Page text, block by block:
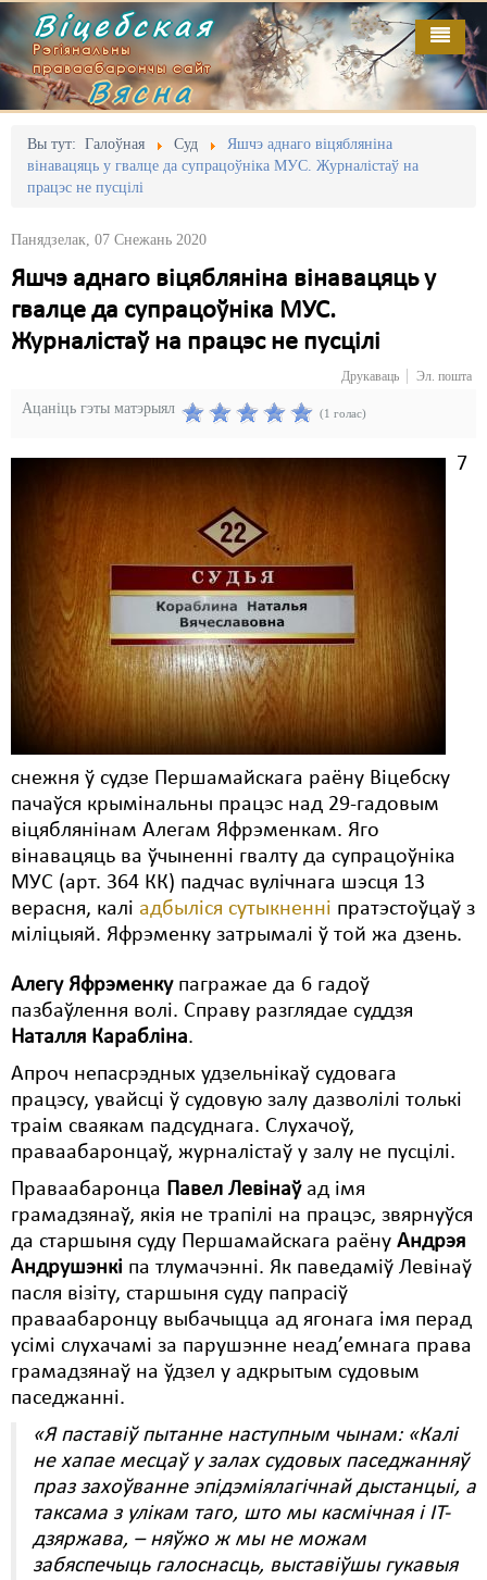
Віцебская
Рэгіянальны
праваабарончы сайт
Вясна
Вы тут: Галоўная Суд
Яшчэ аднаго віцябляніна
вінавацяць у гвалце да супрацоўніка МУС. Журналістаў на
працэс не пусцілі
Панядзелак, 07 Снежань 2020
Яшчэ аднаго віцябляніна вінавацяць у
гвалце да супрацоўніка МУС.
Журналістаў на працэс не пусцілі
Друкаваць Эл. пошта
Ацаніць гэты матэрыял (1 голас)
7
снежня ў судзе Першамайскага раёну Віцебску
пачаўся крымінальны працэс над 29-гадовым
віцяблянінам Алегам Яфрэменкам. Яго
вінавацяць ва ўчыненні гвалту да супрацоўніка
МУС (арт. 364 КК) падчас вулічнага шэсця 13
верасня, калі адбыліся сутыкненні пратэстоўцаў з
міліцыяй. Яфрэменку затрымалі ў той жа дзень.
Алегу Яфрэменкупагражае да 6 гадоў
пазбаўлення волі. Справу разглядае суддзя
Наталля Карабліна.
Апроч непасрэдных удзельнікаў судовага
працэсу, увайсці ў судовую залу дазволілі толькі
траім сваякам падсуднага. Слухачоў,
праваабаронцаў, журналістаў у залу не пусцілі.
Праваабаронца Павел Левінаўад імя
грамадзянаў, якія не трапілі на працэс, звярнуўся
да старшыня суду Першамайскага раёну Андрэя
Андрушэнкі па тлумачэнні. Як паведаміў Левінаў
пасля візіту, старшыня суду папрасіў
праваабаронцу выбачыцца ад ягонага імя перад
усімі слухачамі за парушэнне неад’емнага права
грамадзянаў на ўдзел у адкрытым судовым
паседжанні.
«Я паставіў пытанне наступным чынам: «Калі
не хапае месцаў у залах судовых паседжанняў
праз захоўванне эпідэміялагічнай дыстанцыі, а
таксама з улікам таго, што мы касмічная і IT-
дзяржава, – няўжо ж мы не можам
забяспечыць галоснасць, выставіўшы гукавыя
Галоўная
Адміністрацыйны перасьлед
Акцыі
Выбары
Грамадзянскія ініцыятывы
Дзяржава
Дыскрымінацыя
Карная псыхіятрыя
Культурныя правы
Мігранты
Мірныя сходы
Палітвязьні
Праваабаронцы
Правы дзіцяці
Пэнітэнцыярная сыстэма
Распальваньне варожасьці
Свабода слова
Суд
Сьмяротнае пакараньне
Экалёгія
Правы працоўных
Сацыяльныя правы
Выданьні
Відэа
Пра нас
RSS